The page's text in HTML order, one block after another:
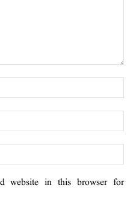
website in this browser for